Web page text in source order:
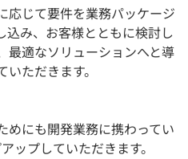
応じて要件を業務パッケージ
込み、お客様とともに検討し
最適なソリューションへと導
ただきます。
めにも開発業務に携わってい
ップしていただきます。